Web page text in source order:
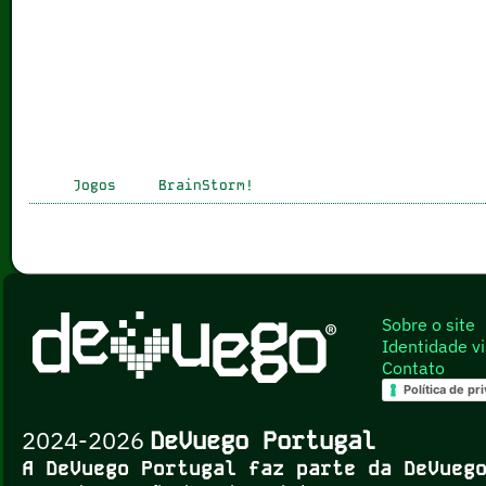
Jogos BrainStorm!
Sobre o site
Identidade
Contato
Política de
2024-2026 DeVuego Portugal
A DeVuego Portugal faz parte da